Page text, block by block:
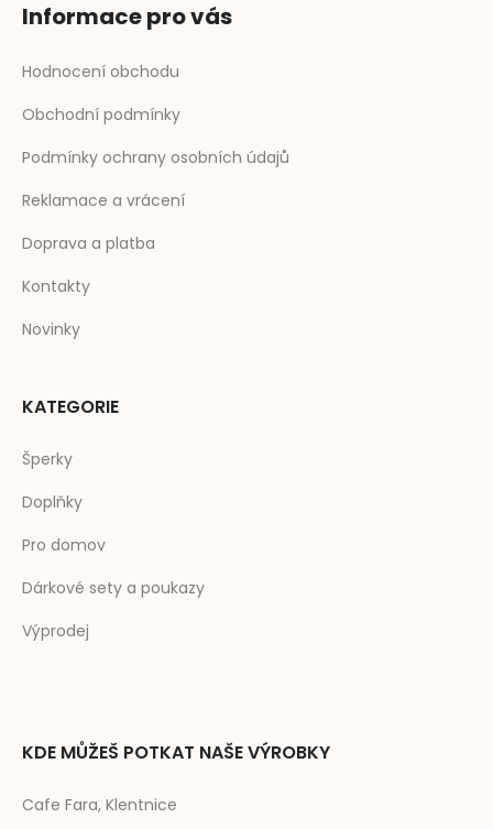
Informace pro vás
Hodnocení obchodu
Obchodní podmínky
Podmínky ochrany osobních údajů
Reklamace a vrácení
Doprava a platba
Kontakty
Novinky
KATEGORIE
Šperky
Doplňky
Pro domov
Dárkové sety a poukazy
Výprodej
KDE MŮŽEŠ POTKAT NAŠE VÝROBKY
Cafe Fara, Klentnice